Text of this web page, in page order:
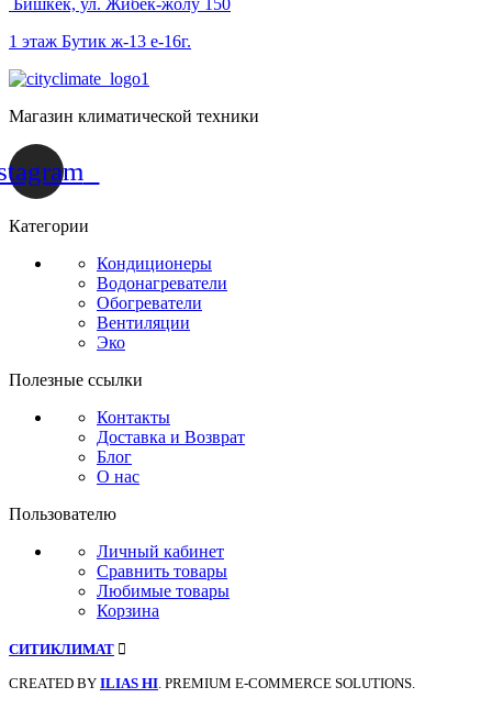
1 этаж Бутик ж-13 е-16г.
Магазин климатической техники
Категории
Кондиционеры
Водонагреватели
Обогреватели
Вентиляции
Эко
Полезные ссылки
Контакты
Доставка и Возврат
Блог
О нас
Пользователю
Личный кабинет
Сравнить товары
Любимые товары
Корзина
СИТИКЛИМАТ
CREATED BY ILIAS HI. PREMIUM E-COMMERCE SOLUTIONS.